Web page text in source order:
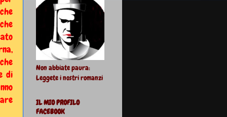
di
Non abbiate paura:
Leggete i nostri romanzi
IL MIO PROFILO
FACEBOOK